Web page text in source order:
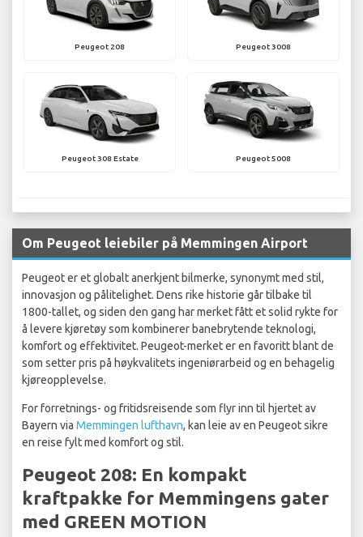
Peugeot 208 Peugeot 3008
Peugeot 308 Estate Peugeot 5008
Om Peugeot leiebiler på Memmingen Airport
Peugeot er et globalt anerkjent bilmerke, synonymt med stil,
innovasjon og pålitelighet. Dens rike historie går tilbake til
1800-tallet, og siden den gang har merket fått et solid rykte for
å levere kjøretøy som kombinerer banebrytende teknologi,
komfort og effektivitet. Peugeot-merket er en favoritt blant de
som setter pris på høykvalitets ingeniørarbeid og en behagelig
kjøreopplevelse.
For forretnings- og fritidsreisende som flyr inn til hjertet av
Bayern via Memmingen lufthavn, kan leie av en Peugeot sikre
en reise fylt med komfort og stil.
Peugeot 208: En kompakt
kraftpakke for Memmingens gater
med GREEN MOTION